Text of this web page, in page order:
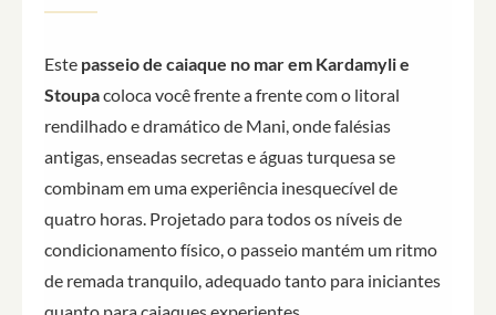
Este passeio de caiaque no mar em Kardamyli e
Stoupacoloca você frente a frente com o litoral
rendilhado e dramático de Mani, onde falésias
antigas, enseadas secretas e águas turquesa se
combinam em uma experiência inesquecível de
quatro horas. Projetado para todos os níveis de
condicionamento físico, o passeio mantém um ritmo
de remada tranquilo, adequado tanto para iniciantes